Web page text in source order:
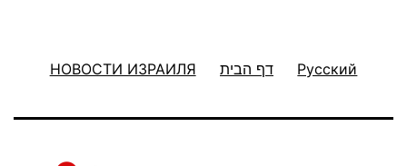
НОВОСТИ ИЗРАИЛЯ דף הבית Русский